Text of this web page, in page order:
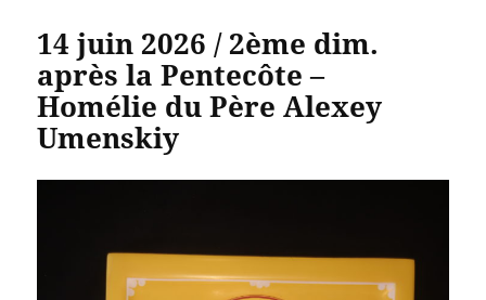
14 juin 2026 / 2ème dim.
après la Pentecôte –
Homélie du Père Alexey
Umenskiy